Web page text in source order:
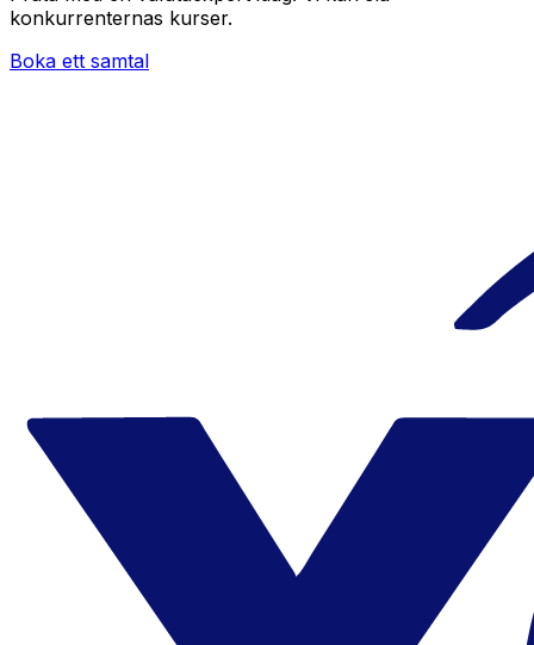
konkurrenternas kurser.
Boka ett samtal